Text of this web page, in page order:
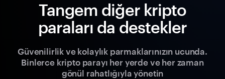
Tangem diğer kripto
paraları da destekler
Güvenilirlik ve kolaylık parmaklarınızın ucunda.
Binlerce kripto parayı her yerde ve her zaman
gönül rahatlığıyla yönetin